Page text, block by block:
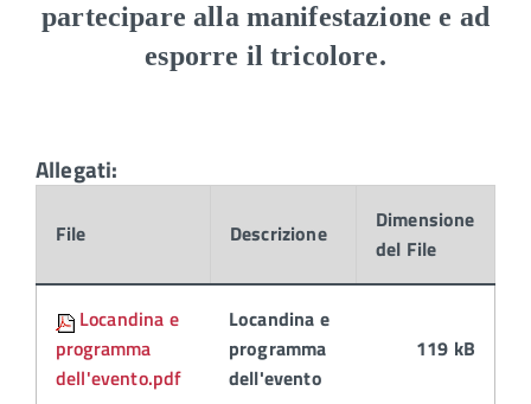
partecipare alla manifestazione e ad
esporre il tricolore.
Allegati:
File Descrizione
Dimensione
del File
Locandina e
programma
dell'evento.pdf
Locandina e
programma
dell'evento
119 kB